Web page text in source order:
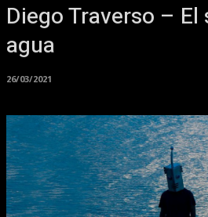
Diego Traverso –
agua
26/03/2021